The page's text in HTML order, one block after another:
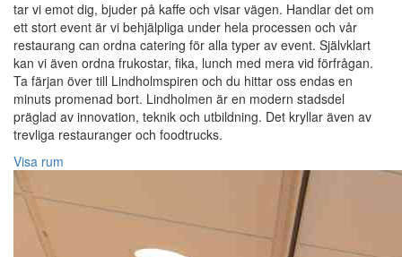
tar vi emot dig, bjuder på kaffe och visar vägen. Handlar det om
ett stort event är vi behjälpliga under hela processen och vår
restaurang can ordna catering för alla typer av event. Självklart
kan vi även ordna frukostar, fika, lunch med mera vid förfrågan.
Ta färjan över till Lindholmspiren och du hittar oss endas en
minuts promenad bort. Lindholmen är en modern stadsdel
präglad av innovation, teknik och utbildning. Det kryllar även av
trevliga restauranger och foodtrucks.
Visa rum